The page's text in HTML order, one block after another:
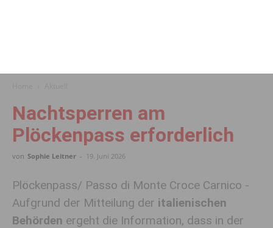
Nachtsperren am
Plöckenpass erforderlich
von Sophie Leitner - 19. Juni 2026
Plöckenpass/ Passo di Monte Croce Carnico -
Aufgrund der Mitteilung der italienischen
Behörden ergeht die Information, dass in der